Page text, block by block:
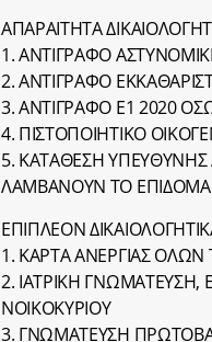
ΑΠΑΡΑΙΤΗΤΑ
1. ΑΝΤΙΓΡΑΦΟ
2. ΑΝΤΙΓΡΑΦΟ
3. ΑΝΤΙΓΡΑΦΟ Ε1 2020
4. ΠΙΣΤΟΠΟΙΗΤΙΚΟ
5. ΚΑΤΑΘΕΣΗ ΥΠΕΥΘΥΝΗΣ
ΛΑΜΒΑΝΟΥΝ ΤΟ ΕΠΙΔΟΜΑ
ΕΠΙΠΛΕΟΝ
1. ΚΑΡΤΑ ΑΝΕΡΓΙΑΣ
2. ΙΑΤΡΙΚΗ
ΝΟΙΚΟΚΥΡΙΟΥ
3. ΓΝΩΜΑΤΕΥΣΗ